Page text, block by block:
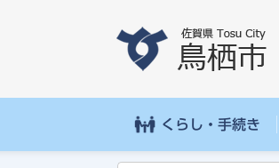
先
を
くらし・手続き